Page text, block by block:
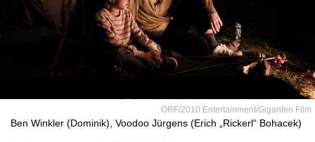
ORF/2010 Entertainment/Giganten Film
Ben Winkler (Dominik), Voodoo Jürgens (Erich „Rickerl“ Bohacek)